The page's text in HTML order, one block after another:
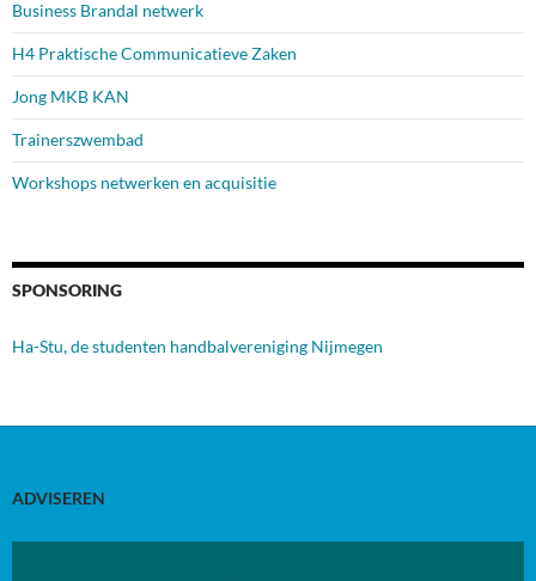
Business Brandal netwerk
H4 Praktische Communicatieve Zaken
Jong MKB KAN
Trainerszwembad
Workshops netwerken en acquisitie
SPONSORING
Ha-Stu, de studenten handbalvereniging Nijmegen
ADVISEREN